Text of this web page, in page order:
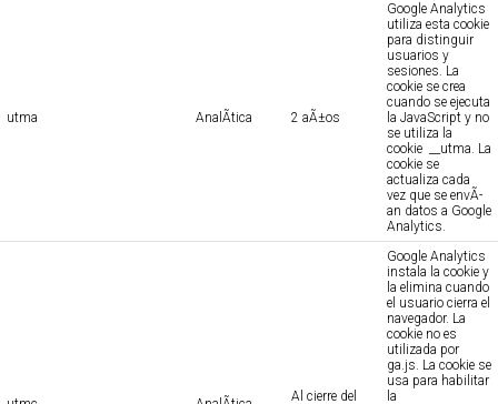
utma AnalÃ­tica 2 aÃ±os
Google Analytics
utiliza esta cookie
para distinguir
usuarios y
sesiones. La
cookie se crea
cuando se ejecuta
la JavaScript y no
se utiliza la
cookie __utma. La
cookie se
actualiza cada
vez que se envÃ­
an datos a Google
Analytics.
Al cierre del
Google Analytics
instala la cookie y
la elimina cuando
el usuario cierra el
navegador. La
cookie no es
utilizada por
ga.js. La cookie se
usa para habilitar
la